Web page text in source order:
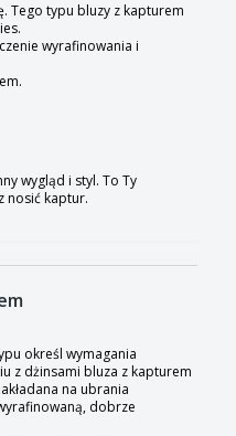
Tego typu bluzy z kapturem
wyrafinowania i
wygląd i styl. To Ty
nosić kaptur.
określ wymagania
z dżinsami bluza z kapturem
na ubrania
dobrze